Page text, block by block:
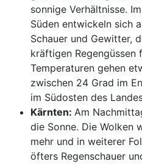
sonnige Verhältnisse.
Süden entwickeln sich
Schauer und Gewitter,
kräftigen Regengüssen
Temperaturen gehen
zwischen 24 Grad im
im Südosten des
Kärnten: Am
die Sonne. Die Wolken
mehr und in weiterer
öfters Regenschauer